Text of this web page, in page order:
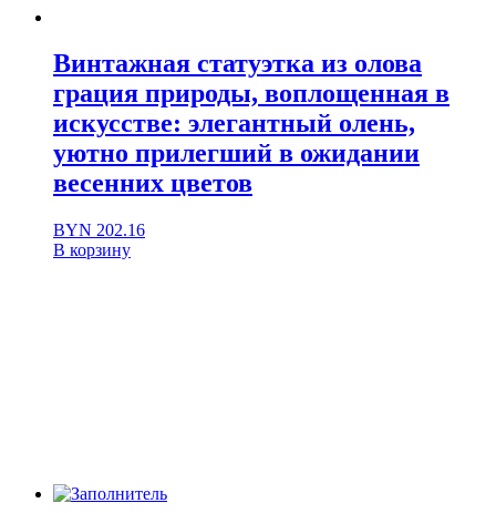
Винтажная статуэтка из олова
грация природы, воплощенная в
искусстве: элегантный олень,
уютно прилегший в ожидании
весенних цветов
BYN 202.16
В корзину